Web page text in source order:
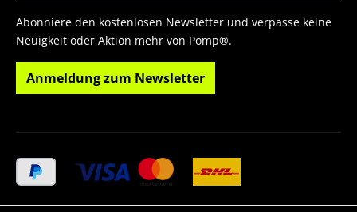
Abonniere den kostenlosen Newsletter und verpasse keine
Neuigkeit oder Aktion mehr von Pomp®.
Anmeldung zum Newsletter